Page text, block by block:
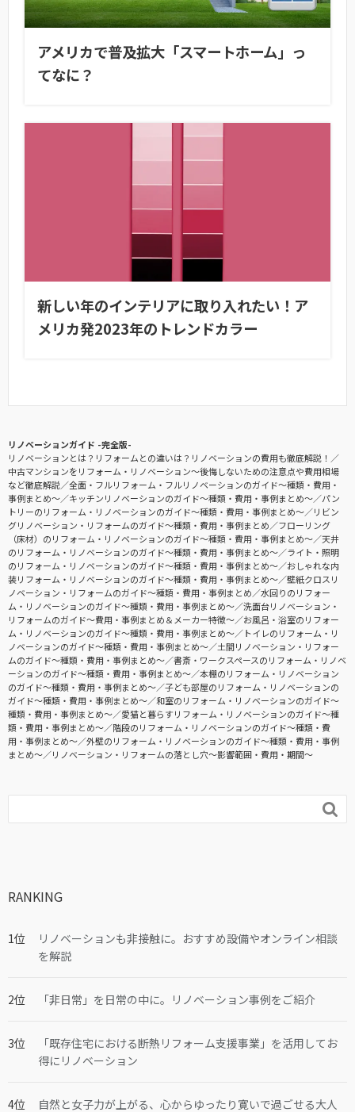
アメリカで普及拡大「スマートホーム」っ
てなに？
新しい年のインテリアに取り入れたい！ア
メリカ発2023年のトレンドカラー
リノベーションガイド -完全版-
リノベーションとは？リフォームとの違いは？リノベーションの費用も徹底解説！
中古マンションをリフォーム・リノベーション〜後悔しないための注意点や費用相場
など徹底解説
全面・フルリフォーム・フルリノベーションのガイド〜種類・費用・
事例まとめ〜
キッチンリノベーションのガイド〜種類・費用・事例まとめ〜
パン
トリーのリフォーム・リノベーションのガイド〜種類・費用・事例まとめ〜
リビン
グリノベーション・リフォームのガイド〜種類・費用・事例まとめ
フローリング
（床材）のリフォーム・リノベーションのガイド〜種類・費用・事例まとめ〜
天井
のリフォーム・リノベーションのガイド〜種類・費用・事例まとめ〜
ライト・照明
のリフォーム・リノベーションのガイド〜種類・費用・事例まとめ〜
おしゃれな内
装リフォーム・リノベーションのガイド〜種類・費用・事例まとめ〜
壁紙クロスリ
ノベーション・リフォームのガイド〜種類・費用・事例まとめ
水回りのリフォー
ム・リノベーションのガイド〜種類・費用・事例まとめ〜
洗面台リノベーション・
リフォームのガイド〜費用・事例まとめ＆メーカー特徴〜
お風呂・浴室のリフォー
ム・リノベーションのガイド〜種類・費用・事例まとめ〜
トイレのリフォーム・リ
ノベーションのガイド〜種類・費用・事例まとめ〜
土間リノベーション・リフォー
ムのガイド〜種類・費用・事例まとめ〜
書斎・ワークスペースのリフォーム・リノベ
ーションのガイド〜種類・費用・事例まとめ〜
本棚のリフォーム・リノベーション
のガイド〜種類・費用・事例まとめ〜
子ども部屋のリフォーム・リノベーションの
ガイド〜種類・費用・事例まとめ〜
和室のリフォーム・リノベーションのガイド〜
種類・費用・事例まとめ〜
愛猫と暮らすリフォーム・リノベーションのガイド〜種
類・費用・事例まとめ〜
階段のリフォーム・リノベーションのガイド〜種類・費
用・事例まとめ〜
外壁のリフォーム・リノベーションのガイド〜種類・費用・事例
まとめ〜
リノベーション・リフォームの落とし穴～影響範囲・費用・期間～

RANKING
リノベーションも非接触に。おすすめ設備やオンライン相談
を解説
「非日常」を日常の中に。リノベーション事例をご紹介
「既存住宅における断熱リフォーム支援事業」を活用してお
得にリノベーション
自然と女子力が上がる、心からゆったり寛いで過ごせる大人